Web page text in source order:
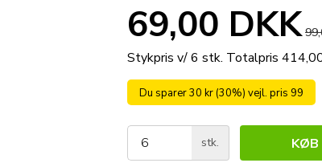
69,00 DKK
Stykpris v/ 6 stk. Totalpris
Du sparer 30 kr (30%) vejl. pris 99
stk. KØB